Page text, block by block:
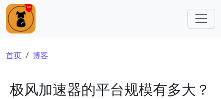
跳转到主要内容
面包屑
首页 博客
极风加速器的平台规模有多大？